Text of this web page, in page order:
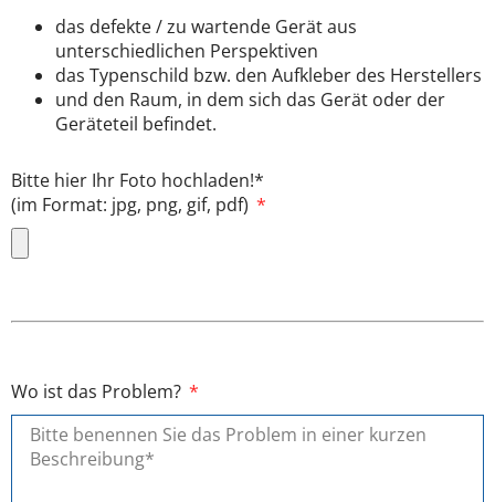
das defekte / zu wartende Gerät aus
unterschiedlichen Perspektiven
das Typenschild bzw. den Aufkleber des Herstellers
und den Raum, in dem sich das Gerät oder der
Geräteteil befindet.
Bitte hier Ihr Foto hochladen!*
(im Format: jpg, png, gif, pdf)
Wo ist das Problem?